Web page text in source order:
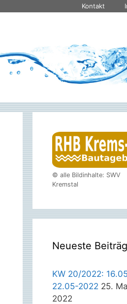
Kontakt
© alle Bildinhalte: SWV
Kremstal
Neueste
KW 20/2022:
22.05-2022 25.
2022